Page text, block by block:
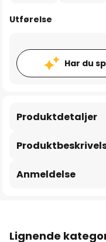
Utførelse
Har du
Produktdetaljer
Anmeldelse
Lignende